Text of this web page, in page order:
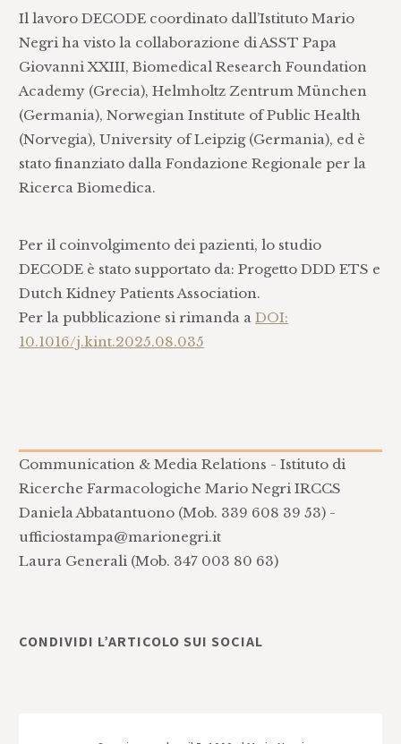
Il lavoro DECODE coordinato dall’Istituto Mario
Negri ha visto la collaborazione di ASST Papa
Giovanni XXIII, Biomedical Research Foundation
Academy (Grecia), Helmholtz Zentrum München
(Germania), Norwegian Institute of Public Health
(Norvegia), University of Leipzig (Germania), ed è
stato finanziato dalla Fondazione Regionale per la
Ricerca Biomedica.
Per il coinvolgimento dei pazienti, lo studio
DECODE è stato supportato da: Progetto DDD ETS e
Dutch Kidney Patients Association.
Per la pubblicazione si rimanda aDOI:
10.1016/j.kint.2025.08.035
Communication & Media Relations - Istituto di
Ricerche Farmacologiche Mario Negri IRCCS
Daniela Abbatantuono (Mob. 339 608 39 53) -
ufficiostampa@marionegri.it
Laura Generali (Mob. 347 003 80 63)
CONDIVIDI L’ARTICOLO SUI SOCIAL